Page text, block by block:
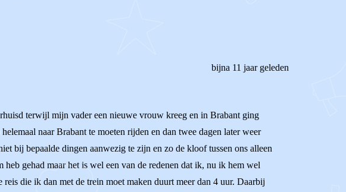
bijna 11 jaar geleden
terwijl mijn vader een nieuwe vrouw kreeg en in Brabant ging
naar Brabant te moeten rijden en dan twee dagen later weer
bij bepaalde dingen aanwezig te zijn en zo de kloof tussen ons alleen
gehad maar het is wel een van de redenen dat ik, nu ik hem wel
die ik dan met de trein moet maken duurt meer dan 4 uur. Daarbij